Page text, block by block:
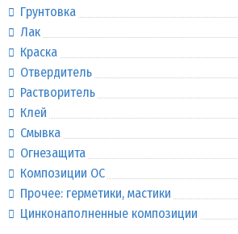
Грунтовка
Лак
Краска
Отвердитель
Растворитель
Клей
Смывка
Огнезащита
Композиции ОС
Прочее: герметики, мастики
Цинконаполненные композиции